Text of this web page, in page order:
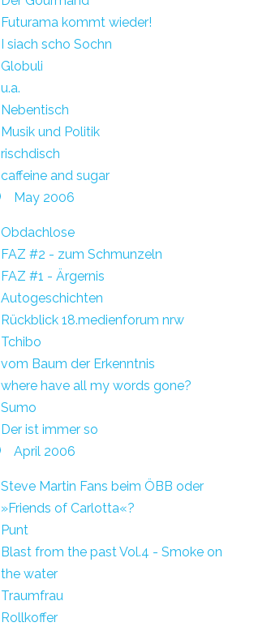
Futurama kommt wieder!
I siach scho Sochn
Globuli
u.a.
Nebentisch
Musik und Politik
rischdisch
caffeine and sugar
May 2006
Obdachlose
FAZ #2 - zum Schmunzeln
FAZ #1 - Ärgernis
Autogeschichten
Rückblick 18.medienforum nrw
Tchibo
vom Baum der Erkenntnis
where have all my words gone?
Sumo
Der ist immer so
April 2006
Steve Martin Fans beim ÖBB oder
»Friends of Carlotta«?
Punt
Blast from the past Vol.4 - Smoke on
the water
Traumfrau
Rollkoffer